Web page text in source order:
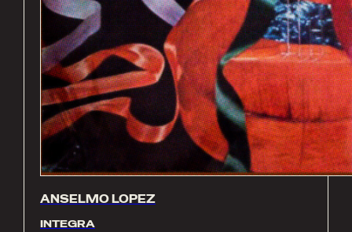
ANSELMO LOPEZ
INTEGRA